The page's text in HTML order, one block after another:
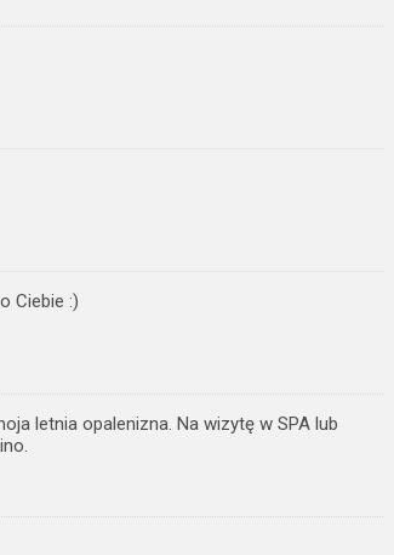
Ciebie :)
letnia opalenizna. Na wizytę w SPA lub